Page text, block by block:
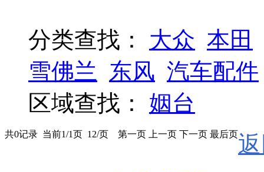
分类查找： 大众 本田
雪佛兰
东风 汽车配件
区域查找： 姻台
共0记录 当前1/1页 12/页 第一页 上一页 下一页 最后页